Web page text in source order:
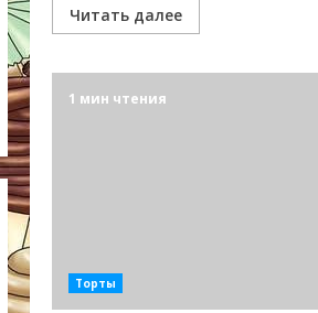
Читать далее
1 мин чтения
Торты